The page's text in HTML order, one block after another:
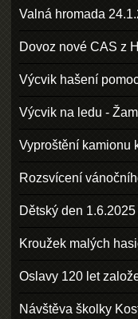
Valná hromada
Dovoz nové CAS z
Výcvik hašení
Výcvik na ledu -
Vyproštění kamionu
Rozsvícení
Dětský den 1.6.2025
Kroužek malých
Oslavy 120 let
Návštěva školky